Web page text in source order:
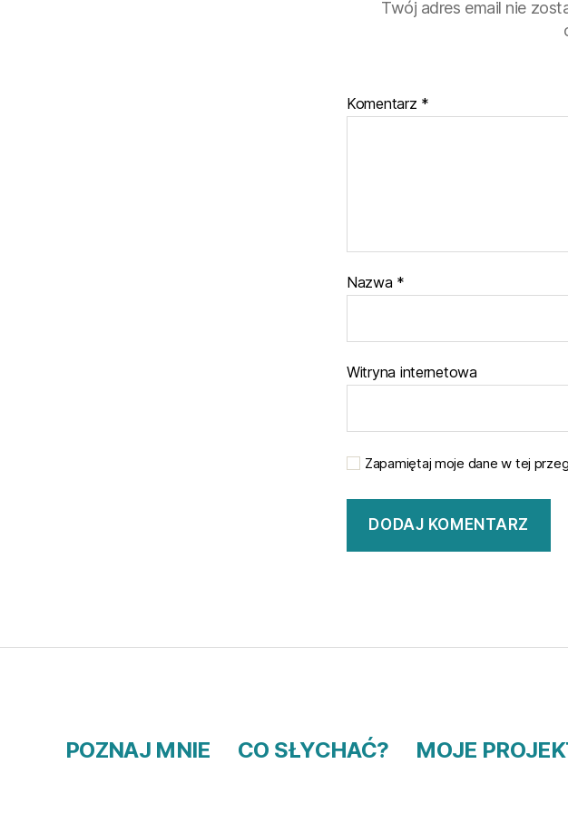
Twój adres email nie
Komentarz *
Nazwa *
Witryna internetowa
Zapamiętaj moje dane w tej
POZNAJ MNIE CO SŁYCHAĆ? MOJE